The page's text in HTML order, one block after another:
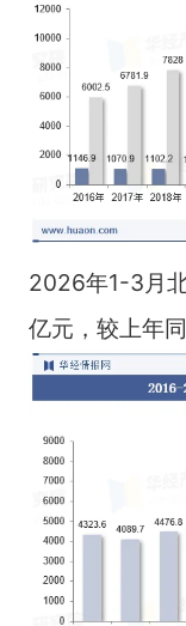
2026年1-3月
亿元，较上年